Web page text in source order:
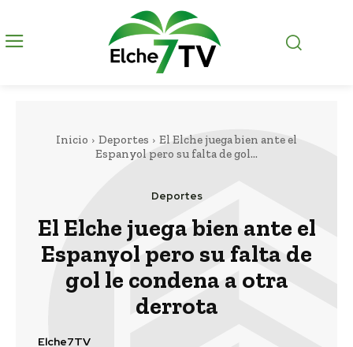
Inicio Deportes
El Elche juega bien ante el
Espanyol pero su falta de gol...
Deportes
El Elche juega bien ante el
Espanyol pero su falta de
gol le condena a otra
derrota
Elche7TV